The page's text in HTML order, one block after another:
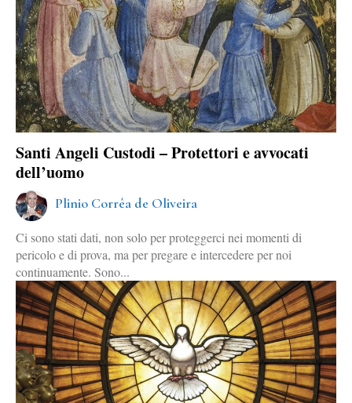
Santi Angeli Custodi – Protettori e avvocati
dell’uomo
Plinio Corrêa de Oliveira
Ci sono stati dati, non solo per proteggerci nei momenti di
pericolo e di prova, ma per pregare e intercedere per noi
continuamente. Sono...